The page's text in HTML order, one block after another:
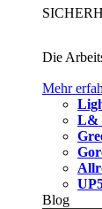
Die
Mehr
L&
Blog